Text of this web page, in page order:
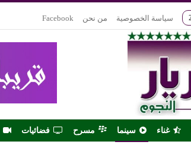
سياسة الخصوصية من نحن Facebook
غناء سينما مسرح فضائيات